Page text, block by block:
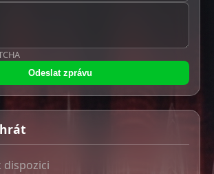
Odeslat zprávu
dispozici